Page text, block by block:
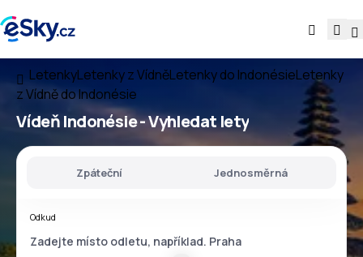
LetenkyLetenky z VídněLetenky do IndonésieLetenky
z Vídně do Indonésie
Vídeň Indonésie- Vyhledat lety
Zpáteční Jednosměrná
Odkud